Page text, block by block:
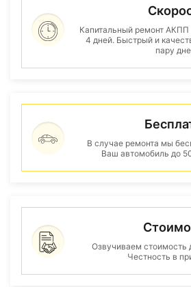
Капитальный ремонт АКПП
4 дней. Быстрый и
пару
В случае ремонта мы
Ваш автомобиль до
Озвучиваем стоимость
Честность в